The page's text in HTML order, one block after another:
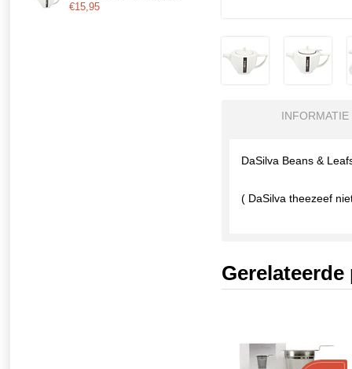
INFORMATIE
DaSilva Beans &
( DaSilva theezeef
€15,95